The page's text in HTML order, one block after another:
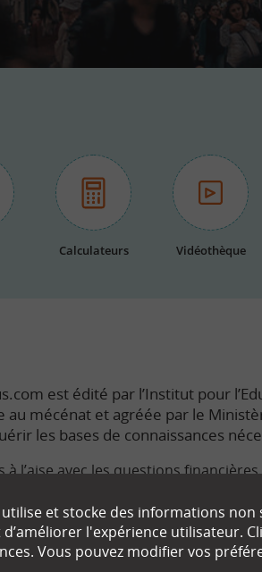
Calculateurs Vidéothèque
est édité par l’Institut pour
au mécénat et agréée par le
les bases de connaissances
à l’aise avec les questions financières.
les enjeux économiques du monde
connaissance de cause les
et stocke des informations
l'expérience utilisateur.
Vous pouvez modifier vos